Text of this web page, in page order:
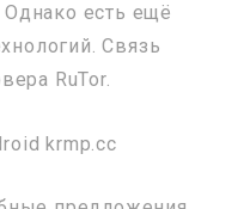
есть ещё
Связь
RuTor.